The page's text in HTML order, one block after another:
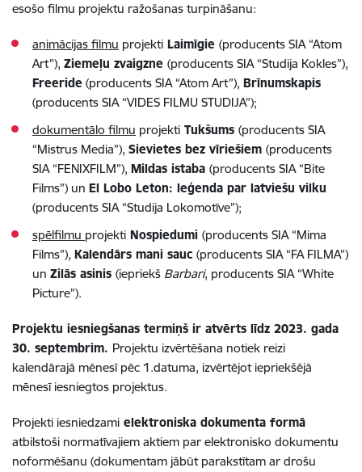
esošo filmu projektu ražošanas turpināšanu:
animācijas filmu projekti Laimīgie (producents SIA “Atom
Art”), Ziemeļu zvaigzne (producents SIA “Studija Kokles”),
Freeride (producents SIA “Atom Art”), Brīnumskapis
(producents SIA “VIDES FILMU STUDIJA”);
dokumentālo filmu projekti Tukšums (producents SIA
“Mistrus Media”), Sievietes bez vīriešiem (producents
SIA “FENIXFILM”), Mildas istaba (producents SIA “Bite
Films”) un El Lobo Leton: leģenda par latviešu vilku
(producents SIA “Studija Lokomotīve”);
spēlfilmu projekti Nospiedumi (producents SIA “Mima
Films”), Kalendārs mani sauc (producents SIA “FA FILMA”)
un Zilās asinis (iepriekš Barbari, producents SIA “White
Picture”).
Projektu iesniegšanas termiņš ir atvērts līdz 2023. gada
30. septembrim. Projektu izvērtēšana notiek reizi
kalendārajā mēnesī pēc 1.datuma, izvērtējot iepriekšējā
mēnesī iesniegtos projektus.
Projekti iesniedzami elektroniska dokumenta formā
atbilstoši normatīvajiem aktiem par elektronisko dokumentu
noformēšanu (dokumentam jābūt parakstītam ar drošu